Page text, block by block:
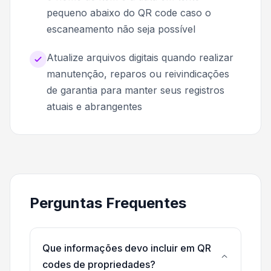
pequeno abaixo do QR code caso o
escaneamento não seja possível
Atualize arquivos digitais quando realizar
manutenção, reparos ou reivindicações
de garantia para manter seus registros
atuais e abrangentes
Perguntas Frequentes
Que informações devo incluir em QR
codes de propriedades?